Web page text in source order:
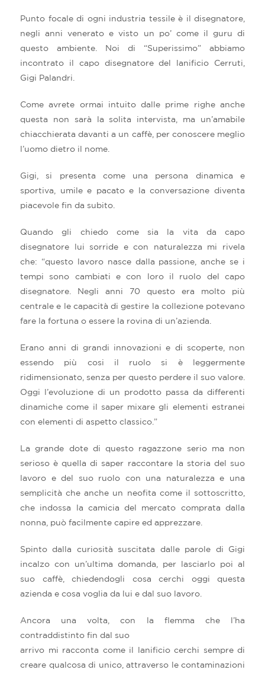
Punto focale di ogni industria tessile è il disegnatore,
negli anni venerato e visto un po’ come il guru di
questo ambiente. Noi di “Superissimo” abbiamo
incontrato il capo disegnatore del lanificio Cerruti,
Gigi Palandri.
Come avrete ormai intuito dalle prime righe anche
questa non sarà la solita intervista, ma un’amabile
chiacchierata davanti a un caffè, per conoscere meglio
l’uomo dietro il nome.
Gigi, si presenta come una persona dinamica e
sportiva, umile e pacato e la conversazione diventa
piacevole fin da subito.
Quando gli chiedo come sia la vita da capo
disegnatore lui sorride e con naturalezza mi rivela
che: “questo lavoro nasce dalla passione, anche se i
tempi sono cambiati e con loro il ruolo del capo
disegnatore. Negli anni 70 questo era molto più
centrale e le capacità di gestire la collezione potevano
fare la fortuna o essere la rovina di un’azienda.
Erano anni di grandi innovazioni e di scoperte, non
essendo più cosi il ruolo si è leggermente
ridimensionato, senza per questo perdere il suo valore.
Oggi l’evoluzione di un prodotto passa da differenti
dinamiche come il saper mixare gli elementi estranei
con elementi di aspetto classico.”
La grande dote di questo ragazzone serio ma non
serioso è quella di saper raccontare la storia del suo
lavoro e del suo ruolo con una naturalezza e una
semplicità che anche un neofita come il sottoscritto,
che indossa la camicia del mercato comprata dalla
nonna, può facilmente capire ed apprezzare.
Spinto dalla curiosità suscitata dalle parole di Gigi
incalzo con un’ultima domanda, per lasciarlo poi al
suo caffè, chiedendogli cosa cerchi oggi questa
azienda e cosa voglia da lui e dal suo lavoro.
Ancora una volta, con la flemma che l’ha
contraddistinto fin dal suo
arrivo mi racconta come il lanificio cerchi sempre di
creare qualcosa di unico, attraverso le contaminazioni